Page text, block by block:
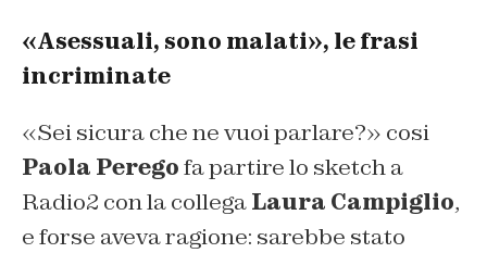
«Asessuali, sono malati», le frasi
incriminate
«Sei sicura che ne vuoi parlare?» cosi
Paola Peregofa partire lo sketch a
Radio2 con la collegaLaura Campiglio,
e forse aveva ragione: sarebbe stato